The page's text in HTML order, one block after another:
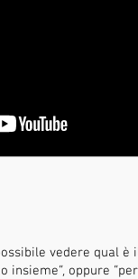
vedere qual
insieme”, oppure